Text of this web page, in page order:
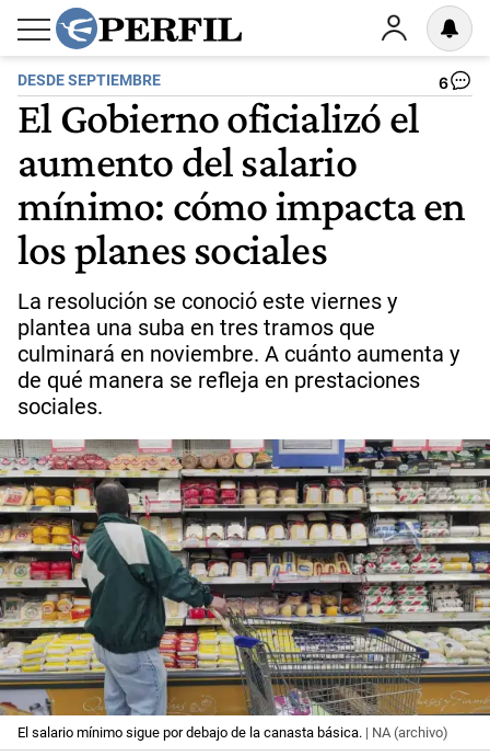
DESDE SEPTIEMBRE 6
El Gobierno oficializó el
aumento del salario
mínimo: cómo impacta en
los planes sociales
La resolución se conoció este viernes y
plantea una suba en tres tramos que
culminará en noviembre. A cuánto aumenta y
de qué manera se refleja en prestaciones
sociales.
El salario mínimo sigue por debajo de la canasta básica. | NA (archivo)